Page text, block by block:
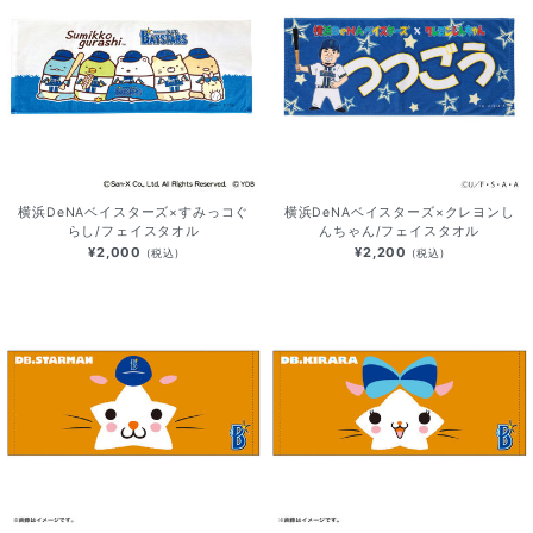
横浜DeNAベイスターズ×すみっコぐ
らし/フェイスタオル
¥2,000 (税込)
横浜DeNAベイスターズ×クレヨンし
んちゃん/フェイスタオル
¥2,200 (税込)